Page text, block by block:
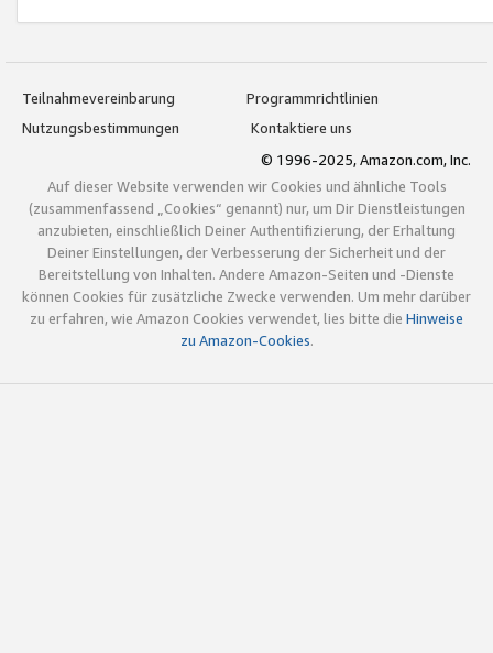
Teilnahmevereinbarung
Programmrichtlinien
Nutzungsbestimmungen
Kontaktiere uns
© 1996-2025, Amazon.com, Inc.
Auf dieser Website verwenden wir Cookies und ähnliche Tools
(zusammenfassend „Cookies“ genannt) nur, um Dir Dienstleistungen
anzubieten, einschließlich Deiner Authentifizierung, der Erhaltung
Deiner Einstellungen, der Verbesserung der Sicherheit und der
Bereitstellung von Inhalten. Andere Amazon-Seiten und -Dienste
können Cookies für zusätzliche Zwecke verwenden. Um mehr darüber
zu erfahren, wie Amazon Cookies verwendet, lies bitte die Hinweise
zu Amazon-Cookies.